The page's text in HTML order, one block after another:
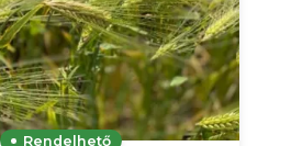
Rendelhető